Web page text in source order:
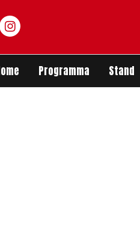
Delen op Whatsapp
Programma Stand